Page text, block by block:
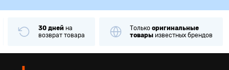
30 днейна
возврат товара
Толькооригинальные
товарыизвестных брендов